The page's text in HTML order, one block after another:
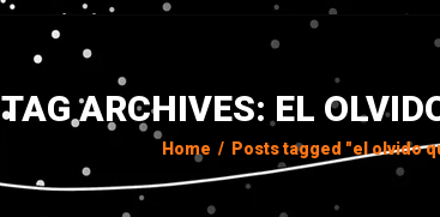
TAG ARCHIVES: EL
Home / Posts tagged "el olvido